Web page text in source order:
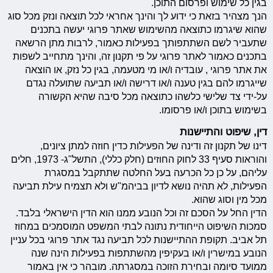
הנך מצהיר בזאת כי ידוע לך והינך אחראי לכל תוצאה ונזק מכל סוג
שהוא שיגרמו כתוצאה מהשימוש שאתר פרוגי יעשה בתכנים
שתעביר לשם השתתפותך בפעילות כאמור, לרבות מתן הרשאה
בתכנים כאמור לאתר פרוגי על פי תקנון זה, והינך מתחייב לשפות
את אתר פרוגי , עובדיה ו/או מי מטעמה, בגין כל נזק, או הוצאה
שייגרמו להם בגין טענה ו/או דרישה ו/או תביעה שתועלה נגדם
על-ידי צד שלישי כלשהו כתוצאה מכל סיבה שהיא הקשורה
בשימוש בתוכן ו/או פרסומו.
דין, שיפוט והתיישנות
דינו של תקנון זה ודינה של הפעילות כדין חוזה למתן ציונים,
והוראות סעיף 33 לחוק החוזים (חלק כללי), התשל"ג- 1973, חלים
עליהם, על כן כל הכרעה בעל החלטה שתתקבל במסגרת
הפעילות, לא תהיה נושא לדיון בביהמ"ש ולא תצמיח עילת תביעה
מכל מין וסוג שהוא.
הדין החל על הסכם זה וכל הנובע ממנו הוא הדין הישראלי בלבד.
סמכות השיפוט הייחודית נתונה לבתי המשפט המוסמכים במחוז
תל אביב. תקופת ההתיישנות לכל תביעה נגד אתר פרוגי בכל עניין
הנובע במישרין ו/או בעקיפין מהשתתפות בפעילות הינה שנה
ממועד סיומה ובחירת הזוכה במסגרתה. מובהר כי אין באמור